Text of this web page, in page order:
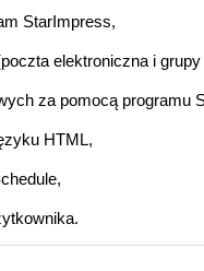
StarImpress,
elektroniczna i
za pomocą programu
HTML,